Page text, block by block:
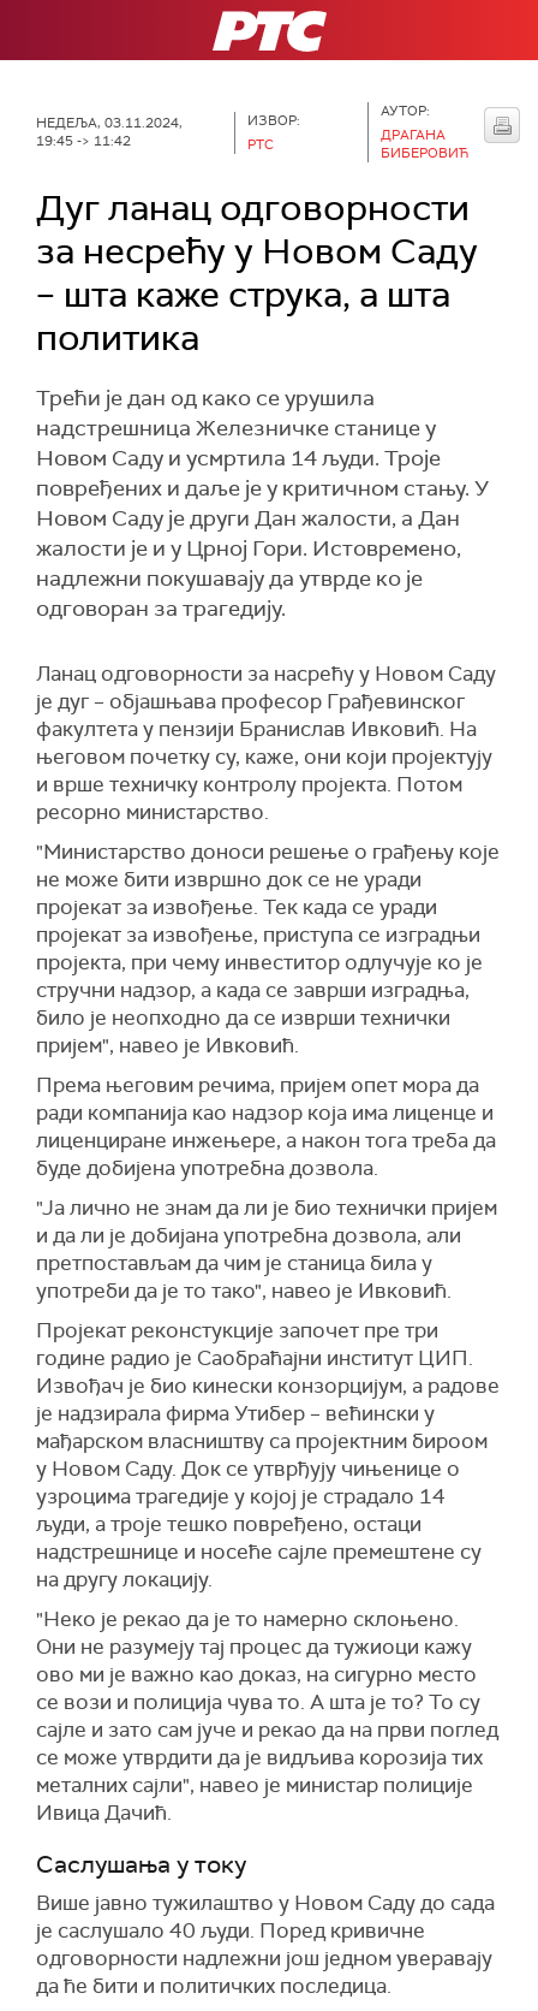
РТС
НЕДЕЉА, 03.11.2024,
19:45 -> 11:42
ИЗВОР:
РТС
АУТОР:
ДРАГАНА
БИБЕРОВИЋ
Дуг ланац одговорности
за несрећу у Новом Саду
– шта каже струка, а шта
политика
Трећи је дан од како се урушила
надстрешница Железничке станице у
Новом Саду и усмртила 14 људи. Троје
повређених и даље је у критичном стању. У
Новом Саду је други Дан жалости, а Дан
жалости је и у Црној Гори. Истовремено,
надлежни покушавају да утврде ко је
одговоран за трагедију.
Ланац одговорности за насрећу у Новом Саду
је дуг – објашњава професор Грађевинског
факултета у пензији Бранислав Ивковић. На
његовом почетку су, каже, они који пројектују
и врше техничку контролу пројекта. Потом
ресорно министарство.
"Министарство доноси решење о грађењу које
не може бити извршно док се не уради
пројекат за извођење. Тек када се уради
пројекат за извођење, приступа се изградњи
пројекта, при чему инвеститор одлучује ко је
стручни надзор, а када се заврши изградња,
било је неопходно да се изврши технички
пријем", навео је Ивковић.
Према његовим речима, пријем опет мора да
ради компанија као надзор која има лиценце и
лиценциране инжењере, а након тога треба да
буде добијена употребна дозвола.
"Ја лично не знам да ли је био технички пријем
и да ли је добијана употребна дозвола, али
претпостављам да чим је станица била у
употреби да је то тако", навео је Ивковић.
Пројекат реконстукције започет пре три
године радио је Саобраћајни институт ЦИП.
Извођач је био кинески конзорцијум, а радове
је надзирала фирма Утибер – већински у
мађарском власништву са пројектним бироом
у Новом Саду. Док се утврђују чињенице о
узроцима трагедије у којој је страдало 14
људи, а троје тешко повређено, остаци
надстрешнице и носеће сајле премештене су
на другу локацију.
"Неко је рекао да је то намерно склоњено.
Они не разумеју тај процес да тужиоци кажу
ово ми је важно као доказ, на сигурно место
се вози и полиција чува то. А шта је то? То су
сајле и зато сам јуче и рекао да на први поглед
се може утврдити да је видљива корозија тих
металних сајли", навео је министар полиције
Ивица Дачић.
Саслушања у току
Више јавно тужилаштво у Новом Саду до сада
је саслушало 40 људи. Поред кривичне
одговорности надлежни још једном уверавају
да ће бити и политичких последица.